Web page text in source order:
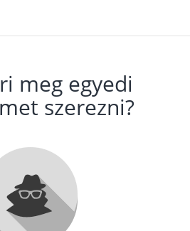
meg egyedi
szerezni?